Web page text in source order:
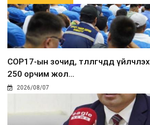
COP17-ын зочид, төлөөлөгчдөд үйлчлэх
250 орчим жол...
2026/08/07